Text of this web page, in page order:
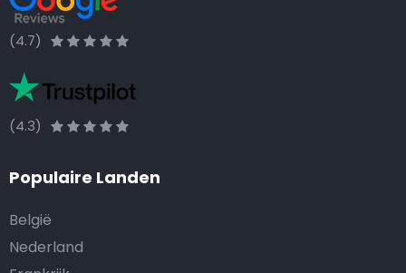
(4.7)
(4.3)
Populaire Landen
België
Nederland